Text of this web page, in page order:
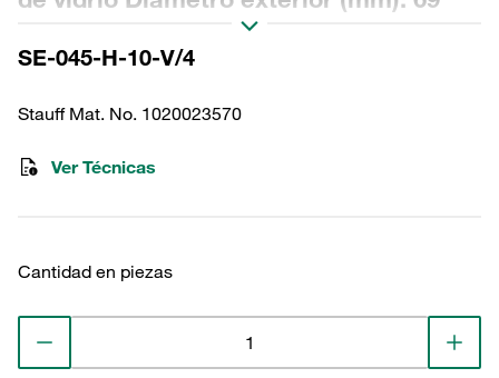
Diámetro interior (mm): 34,2 Longitud
(mm): 116 Sellado: FPM, relación β
SE-045-H-10-V/4
Stauff Mat. No. 1020023570
Ver Técnicas
Cantidad en piezas